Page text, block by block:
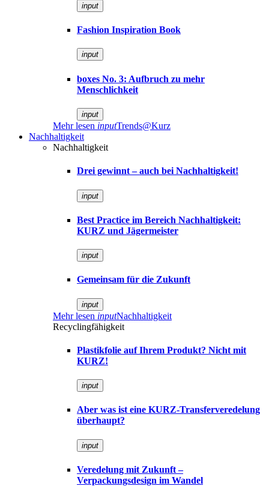
input
Fashion Inspiration Book
input
boxes No. 3: Aufbruch zu mehr
Menschlichkeit
input
Mehr lesen inputTrends@Kurz
Nachhaltigkeit
Nachhaltigkeit
Drei gewinnt – auch bei Nachhaltigkeit!
input
Best Practice im Bereich Nachhaltigkeit:
KURZ und Jägermeister
input
Gemeinsam für die Zukunft
input
Mehr lesen inputNachhaltigkeit
Recyclingfähigkeit
Plastikfolie auf Ihrem Produkt? Nicht mit
KURZ!
input
Aber was ist eine KURZ-Transferveredelung
überhaupt?
input
Veredelung mit Zukunft –
Verpackungsdesign im Wandel